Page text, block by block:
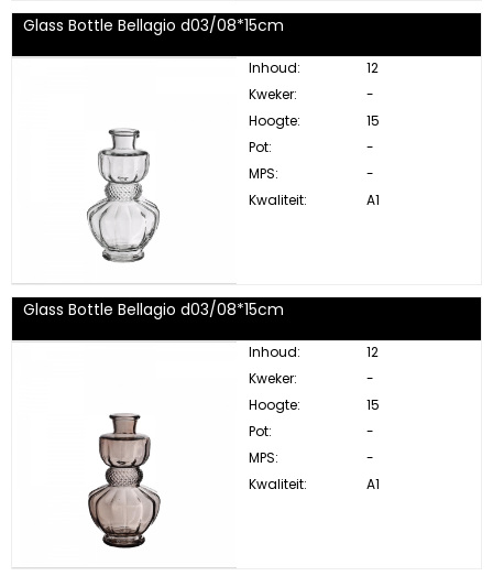
Glass Bottle Bellagio d03/08*15cm
Inhoud:
12
Kweker:
-
Hoogte:
15
Pot:
-
MPS:
-
Kwaliteit:
A1
Glass Bottle Bellagio d03/08*15cm
Inhoud:
12
Kweker:
-
Hoogte:
15
Pot:
-
MPS:
-
Kwaliteit:
A1